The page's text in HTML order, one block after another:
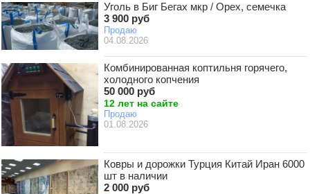
Уголь в Биг Бегах мкр / Орех, семечка
3 900 руб
Продаю
04.08.2026
Комбинированная коптильня горячего,
холодного копчения
50 000 руб
12 лет на сайте
Продаю
01.08.2026
Ковры и дорожки Турция Китай Иран 6000
шт в наличии
2 000 руб